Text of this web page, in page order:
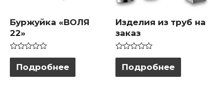
Буржуйка «ВОЛЯ
22»
Оценка
5
Подробнее
Изделия из труб на
заказ
Оценка
5
Подробнее